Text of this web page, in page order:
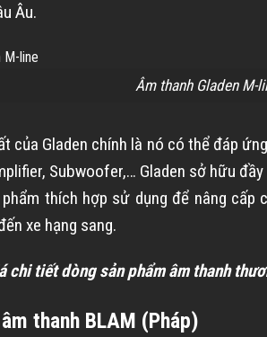
Âu.
Âm thanh Gladen M-
của Gladen chính là nó có thể đáp
Subwoofer,… Gladen sở hữu
phẩm thích hợp sử dụng để nâng
xe hạng sang.
chi tiết dòng sản phẩm âm thanh
thanh BLAM (Pháp)